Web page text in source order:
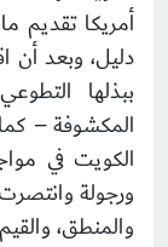
أمريكا تقديم
دليل، وبعد أن
ببذلها
المكشوفة –
الكويت في
ورجولة
والمنطق،